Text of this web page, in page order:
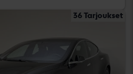
36 Tarjoukset